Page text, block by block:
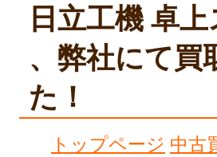
日立工機 卓
、弊社にて買
た！
トップページ 中古